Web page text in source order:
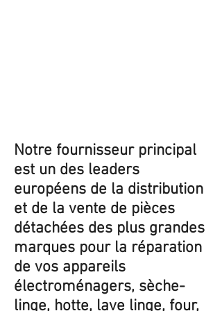
Notre fournisseur principal
est un des leaders
européens de la distribution
et de la vente de pièces
détachées des plus grandes
marques pour la réparation
de vos appareils
électroménagers, sèche-
linge, hotte, lave linge, four,